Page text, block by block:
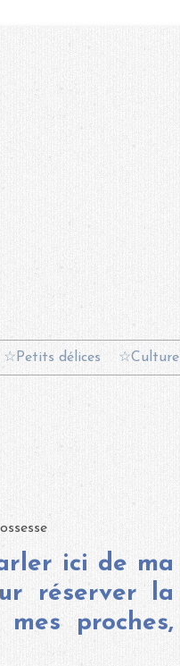
☆Petits délices ☆Culture
ici de ma
réserver la
proches,